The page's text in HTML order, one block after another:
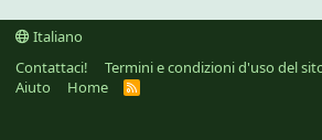
Italiano
Contattaci!
Termini e condizioni d'uso del
Aiuto
Home
R